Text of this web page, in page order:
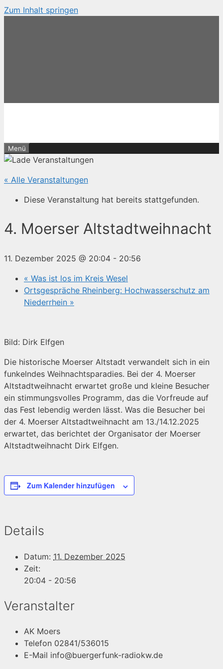
Zum Inhalt springen
Menü
« Alle Veranstaltungen
Diese Veranstaltung hat bereits stattgefunden.
4. Moerser Altstadtweihnacht
11. Dezember 2025 @ 20:04 - 20:56
« Was ist los im Kreis Wesel
Ortsgespräche Rheinberg: Hochwasserschutz am
Niederrhein »
Bild: Dirk Elfgen
Die historische Moerser Altstadt verwandelt sich in ein
funkelndes Weihnachtsparadies. Bei der 4. Moerser
Altstadtweihnacht erwartet große und kleine Besucher
ein stimmungsvolles Programm, das die Vorfreude auf
das Fest lebendig werden lässt. Was die Besucher bei
der 4. Moerser Altstadtweihnacht am 13./14.12.2025
erwartet, das berichtet der Organisator der Moerser
Altstadtweihnacht Dirk Elfgen.
Zum Kalender hinzufügen
Details
Datum: 11. Dezember 2025
Zeit:
20:04 - 20:56
Veranstalter
AK Moers
Telefon 02841/536015
E-Mail info@buergerfunk-radiokw.de